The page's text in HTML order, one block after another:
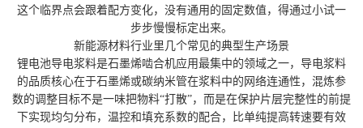
这个临界点会跟着配方变化，没有通用的固定数值，得通过小试一
步步慢慢标定出来。
新能源材料行业里几个常见的典型生产场景
锂电池导电浆料是石墨烯啮合机应用最集中的领域之一，导电浆料
的品质核心在于石墨烯或碳纳米管在浆料中的网络连通性，混炼参
数的调整目标不是一味把物料“打散”，而是在保护片层完整性的前提
下实现均匀分布，温控和填充系数的配合，比单纯提高转速要有效